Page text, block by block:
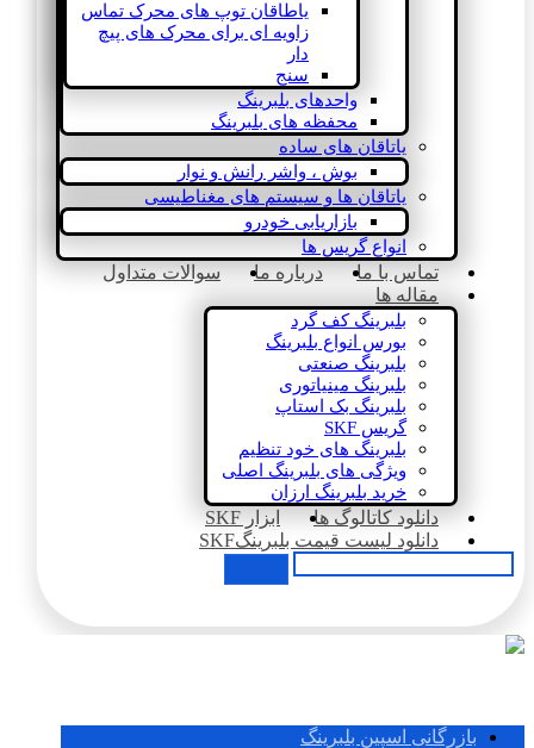
یاطاقان توپ های محرک تماس
زاویه ای برای محرک های پیچ
دار
سنج
واحدهای بلبرینگ
محفظه های بلبرینگ
یاتاقان های ساده
بوش ، واشر رانش و نوار
یاتاقان ها و سیستم های مغناطیسی
بازاریابی خودرو
انواع گریس ها
تماس با ما درباره ما
سوالات متداول
مقاله ها
بلبرینگ کف گرد
بورس انواع بلبرینگ
بلبرینگ صنعتی
بلبرینگ مینیاتوری
بلبرینگ بک استاپ
گریس SKF
بلبرینگ های خود تنظیم
ویژگی های بلبرینگ اصلی
خرید بلبرینگ ارزان
دانلود کاتالوگ ها
ابزار SKF
دانلود لیست قیمت بلبرینگSKF
بازرگانی اسپین بلبرینگ